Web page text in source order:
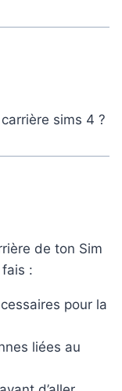
sims 4 ?
de ton Sim
:
pour la
liées au